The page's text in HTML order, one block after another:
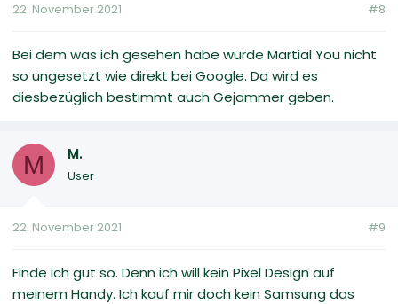
22. November 2021 #8
Bei dem was ich gesehen habe wurde Martial You nicht
so ungesetzt wie direkt bei Google. Da wird es
diesbezüglich bestimmt auch Gejammer geben.
M M.
User
22. November 2021 #9
Finde ich gut so. Denn ich will kein Pixel Design auf
meinem Handy. Ich kauf mir doch kein Samsung das